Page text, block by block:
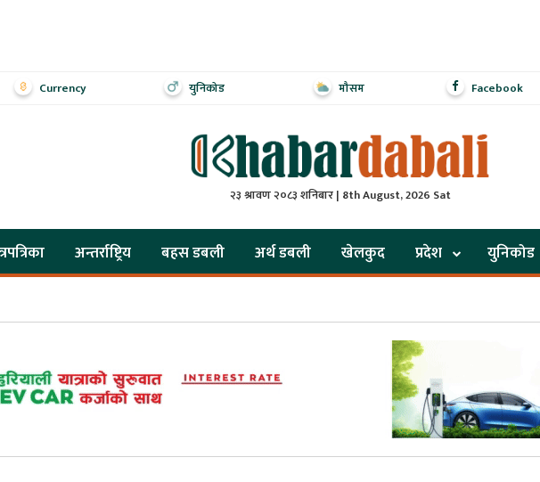
Currency युनिकोड मौसम Facebook
२३ श्रावण २०८३ शनिबार | 8th August, 2026 Sat
अन्तर्राष्ट्रिय बहस डबली अर्थ डबली खेलकुद प्रदेश युनिकोड